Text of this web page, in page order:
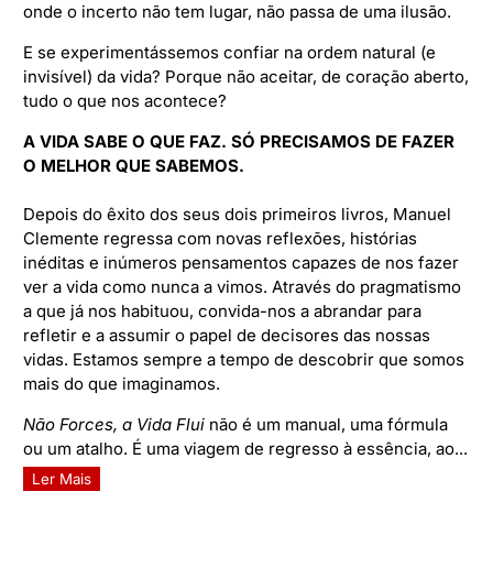
onde o incerto não tem lugar, não passa de uma ilusão.
E se experimentássemos confiar na ordem natural (e
invisível) da vida? Porque não aceitar, de coração aberto,
tudo o que nos acontece?
A VIDA SABE O QUE FAZ.SÓ PRECISAMOS DE FAZER
O MELHOR QUE SABEMOS.
Depois do êxito dos seus dois primeiros livros, Manuel
Clemente regressa com novas reflexões, histórias
inéditas e inúmeros pensamentos capazes de nos fazer
ver a vida como nunca a vimos. Através do pragmatismo
a que já nos habituou, convida-nos a abrandar para
refletir e a assumir o papel de decisores das nossas
vidas. Estamos sempre a tempo de descobrir que somos
mais do que imaginamos.
Não Forces, a Vida Flui não é um manual, uma fórmula
ou um atalho. É uma viagem de regresso à essência, ao...
Ler Mais